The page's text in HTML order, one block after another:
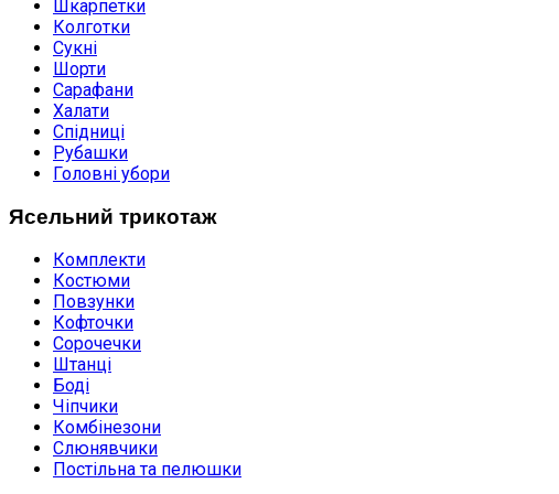
Шкарпетки
Колготки
Сукні
Шорти
Сарафани
Халати
Спідниці
Рубашки
Головні убори
Ясельний трикотаж
Комплекти
Костюми
Повзунки
Кофточки
Сорочечки
Штанці
Боді
Чіпчики
Комбінезони
Слюнявчики
Постільна та пелюшки